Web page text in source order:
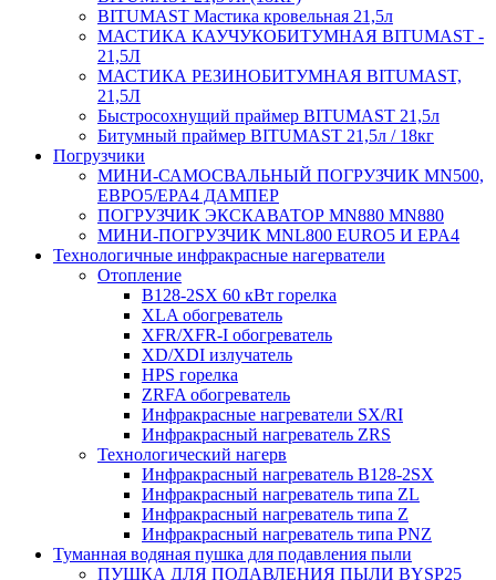
BITUMAST Мастика кровельная 21,5л
МАСТИКА КАУЧУКОБИТУМНАЯ BITUMAST -
21,5Л
МАСТИКА РЕЗИНОБИТУМНАЯ BITUMAST,
21,5Л
Быстросохнущий праймер BITUMAST 21,5л
Битумный праймер BITUMAST 21,5л / 18кг
Погрузчики
МИНИ-САМОСВАЛЬНЫЙ ПОГРУЗЧИК MN500,
ЕВРО5/EPA4 ДАМПЕР
ПОГРУЗЧИК ЭКСКАВАТОР MN880 MN880
МИНИ-ПОГРУЗЧИК MNL800 EURO5 И EPA4
Технологичные инфракрасные нагерватели
Отопление
B128-2SX 60 кВт горелка
XLA обогреватель
XFR/XFR-I обогреватель
XD/XDI излучатель
HPS горелка
ZRFA обогреватель
Инфракрасные нагреватели SX/RI
Инфракрасный нагреватель ZRS
Технологический нагерв
Инфракрасный нагреватель B128-2SX
Инфракрасный нагреватель типа ZL
Инфракрасный нагреватель типа Z
Инфракрасный нагреватель типа PNZ
Туманная водяная пушка для подавления пыли
ПУШКА ДЛЯ ПОДАВЛЕНИЯ ПЫЛИ BYSP25